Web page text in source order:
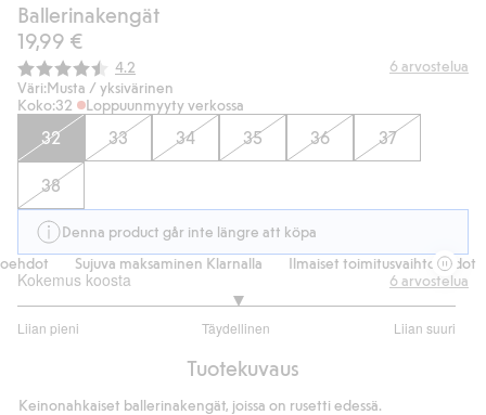
Ballerinakengät
19,99 €
Keskimääräinen luokitus:
4.2 6 arvostelua
Väri:Musta / yksivärinen
Koko:32 Loppuunmyyty verkossa
32 33 34 35 36 37
38
Denna product går inte längre att köpa
Sujuva maksaminen Klarnalla Ilmaiset toimitusvaihtoehdot
Kokemus koosta
Liian pieni Täydellinen Liian suuri
/
ääneen
6 arvostelua
Tuotekuvaus
Keinonahkaiset ballerinakengät, joissa on rusetti edessä.